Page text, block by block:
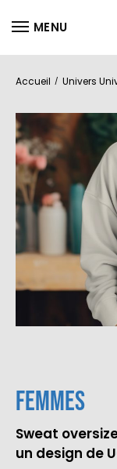
MENU
Accueil / Univers
Femmes
Sweat
un design de